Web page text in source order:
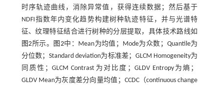
时序轨迹曲线，消除异常值，获得连续数据；然后基于
NDFI指数年内变化趋势构建树种轨迹特征，并与光谱特
征、纹理特征结合进行树种的分层提取，具体技术路线如
图2所示。 图2中：Mean为均值；Mode为众数；Quantile为
分位数；Standard deviation为标准差；GLCM Homogeneity为
同质性；GLCM Contrast为对比度；GLDV Entropy为熵；
GLDV Mean为灰度差分向量均值；CCDC（continuous change